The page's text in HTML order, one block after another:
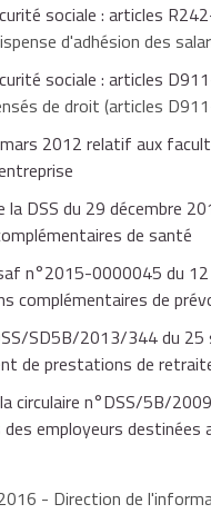
sociale : articles
d'adhésion des
sociale : articles
de droit (articles
2012 relatif aux
la DSS du 29 décembre
de santé
n°2015-0000045 du
complémentaires de
SD5B/2013/344 du
de prestations de
circulaire n°DSS/5B/
employeurs
- Direction de